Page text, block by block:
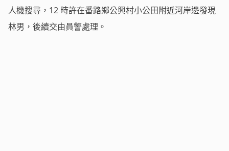
人機搜尋，12 時許在番路鄉公興村小公田附近河岸邊發現
林男，後續交由員警處理。